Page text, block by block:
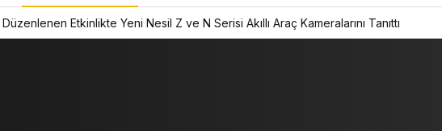
Etkinlikte Yeni Nesil Z ve N Serisi Akıllı Araç Kameralarını Tanıttı